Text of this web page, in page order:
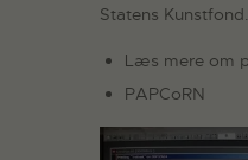
Statens Kunstfond.
Læs mere om
PAPCoRN